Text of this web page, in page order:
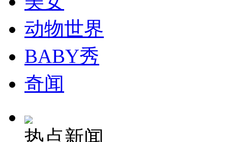
动物世界
BABY秀
奇闻
热点新闻